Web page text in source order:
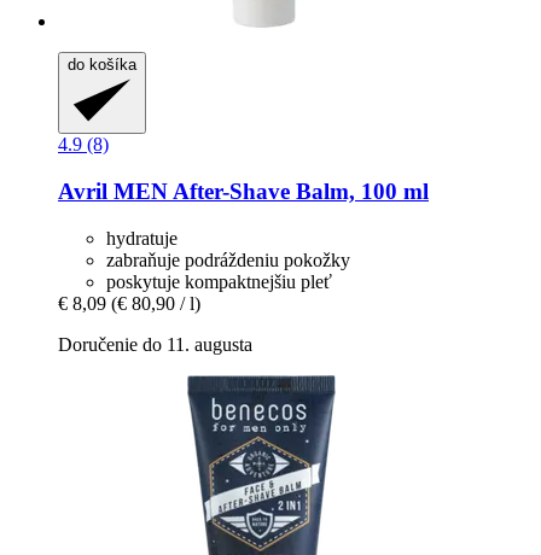
do košíka
4.9 (8)
Avril MEN After-​Shave Balm, 100 ml
hydratuje
zabraňuje podráždeniu pokožky
poskytuje kompaktnejšiu pleť
€ 8,09 (€ 80,90 / l)
Doručenie do 11. augusta